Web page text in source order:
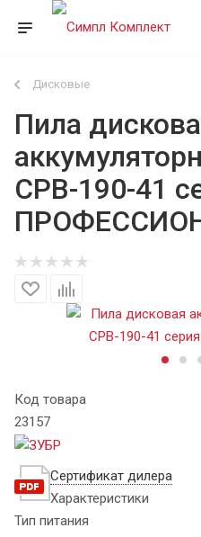
Дисковые
Пила
CPB-190-41
Код товара
23157
Сертификат дилера
Характеристики
Тип питания